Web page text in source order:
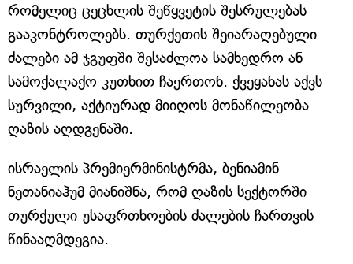
რომელიც ცეცხლის შეწყვეტის შესრულებას
გააკონტროლებს. თურქეთის შეიარაღებული
ძალები ამ ჯგუფში შესაძლოა სამხედრო ან
სამოქალაქო კუთხით ჩაერთონ. ქვეყანას აქვს
სურვილი, აქტიურად მიიღოს მონაწილეობა
ღაზის აღდგენაში.
ისრაელის პრემიერმინისტრმა, ბენიამინ
ნეთანიაჰუმ მიანიშნა, რომ ღაზის სექტორში
თურქული უსაფრთხოების ძალების ჩართვის
წინააღმდეგია.